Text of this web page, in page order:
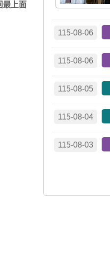
最上面
115-08-06
115-08-06
115-08-05
115-08-04
115-08-03